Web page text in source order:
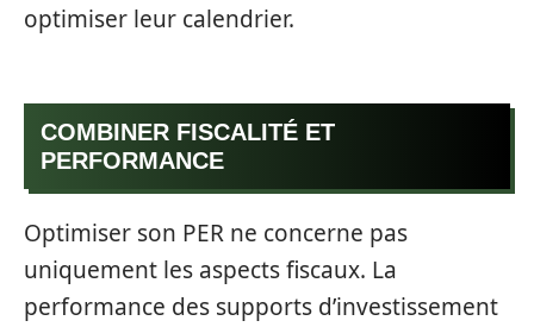
optimiser leur calendrier.
COMBINER FISCALITÉ ET
PERFORMANCE
Optimiser son PER ne concerne pas
uniquement les aspects fiscaux. La
performance des supports d’investissement